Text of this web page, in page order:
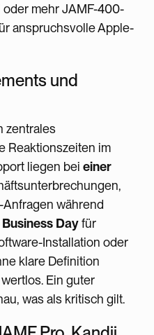
oder mehr JAMF-400-
anspruchsvolle Apple-
und
zentrales
Reaktionszeiten im
liegen bei einer
während
Dayfür
Installation oder
klare Definition
Ein guter
was als kritisch gilt.